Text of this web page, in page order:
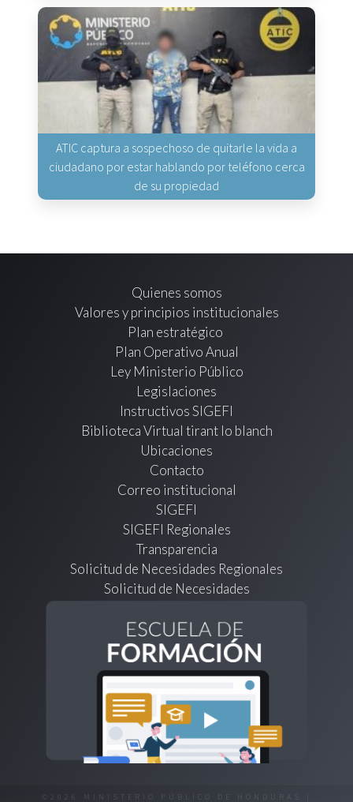
ATIC captura a sospechoso de quitarle la vida a
ciudadano por estar hablando por teléfono cerca
de su propiedad
Quienes somos
Valores y principios institucionales
Plan estratégico
Plan Operativo Anual
Ley Ministerio Público
Legislaciones
Instructivos SIGEFI
Biblioteca Virtual tirant lo blanch
Ubicaciones
Contacto
Correo institucional
SIGEFI
SIGEFI Regionales
Transparencia
Solicitud de Necesidades Regionales
Solicitud de Necesidades
©2026 MINISTERIO PÚBLICO DE HONDURAS |